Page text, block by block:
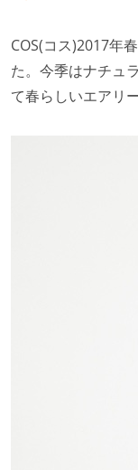
COS(コス)2017年
た。今季はナチュ
て春らしいエアリ